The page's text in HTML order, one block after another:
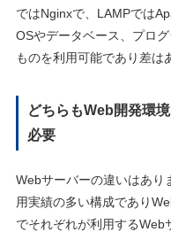
ではNginxで、LAMPでは
OSやデータベース、プロ
ものを利用可能であり差は
どちらもWeb開発環
必要
Webサーバーの違いはあり
用実績の多い構成であり
でそれぞれが利用するWeb